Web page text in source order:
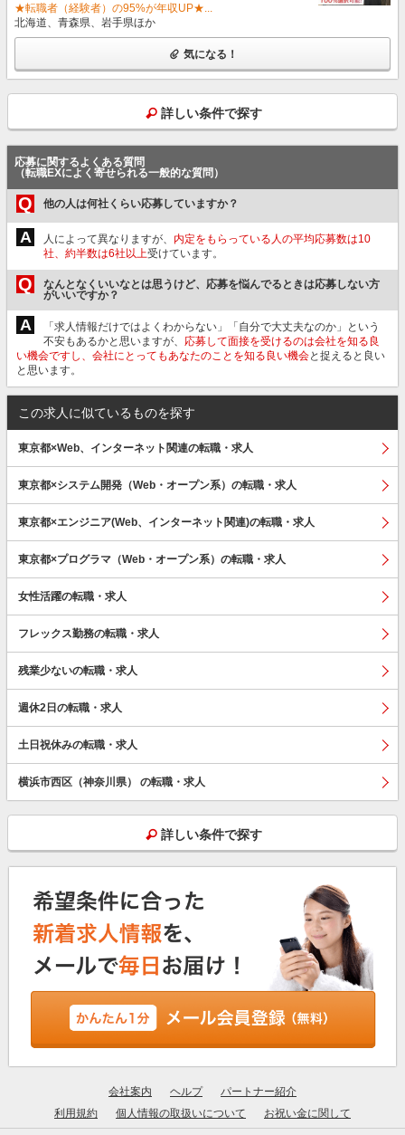
★転職者（経験者）の95%が年収UP★...
北海道、青森県、岩手県ほか
気になる！
詳しい条件で探す
応募に関するよくある質問
（転職EXによく寄せられる一般的な質問）
Q 他の人は何社くらい応募していますか？
A 人によって異なりますが、 内定をもらっている人の平均応募数は10
社、約半数は6社以上受けています。
Q
なんとなくいいなとは思うけど、応募を悩んでるときは応募しない方
がいいですか？
A
「求人情報だけではよくわからない」「自分で大丈夫なのか」という
不安もあるかと思いますが、 応募して面接を受けるのは会社を知る良
い機会ですし、会社にとってもあなたのことを知る良い機会と捉えると良い
と思います。
この求人に似ているものを探す
東京都×Web、インターネット関連の転職・求人
東京都×システム開発（Web・オープン系）の転職・求人
東京都×エンジニア(Web、インターネット関連)の転職・求人
東京都×プログラマ（Web・オープン系）の転職・求人
女性活躍の転職・求人
フレックス勤務の転職・求人
残業少ないの転職・求人
週休2日の転職・求人
土日祝休みの転職・求人
横浜市西区（神奈川県） の転職・求人
詳しい条件で探す
会社案内 ヘルプ
パートナー紹介
利用規約
個人情報の取扱いについて お祝い金に関して